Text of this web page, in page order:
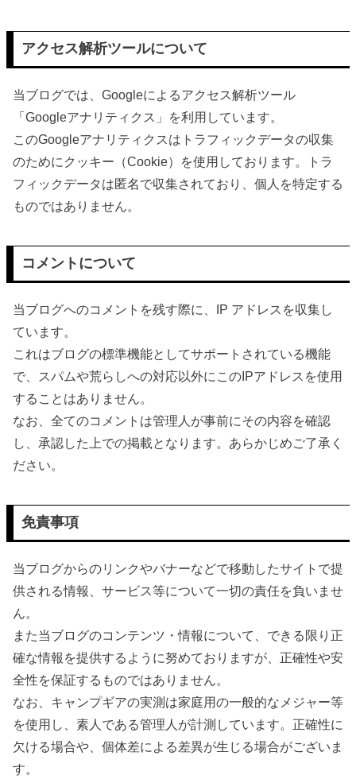
アクセス解析ツールについて
当ブログでは、Googleによるアクセス解析ツール
「Googleアナリティクス」を利用しています。
このGoogleアナリティクスはトラフィックデータの収集
のためにクッキー（Cookie）を使用しております。トラ
フィックデータは匿名で収集されており、個人を特定する
ものではありません。
コメントについて
当ブログへのコメントを残す際に、IP アドレスを収集し
ています。
これはブログの標準機能としてサポートされている機能
で、スパムや荒らしへの対応以外にこのIPアドレスを使用
することはありません。
なお、全てのコメントは管理人が事前にその内容を確認
し、承認した上での掲載となります。あらかじめご了承く
ださい。
免責事項
当ブログからのリンクやバナーなどで移動したサイトで提
供される情報、サービス等について一切の責任を負いませ
ん。
また当ブログのコンテンツ・情報について、できる限り正
確な情報を提供するように努めておりますが、正確性や安
全性を保証するものではありません。
なお、キャンプギアの実測は家庭用の一般的なメジャー等
を使用し、素人である管理人が計測しています。正確性に
欠ける場合や、個体差による差異が生じる場合がございま
す。